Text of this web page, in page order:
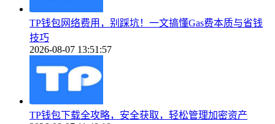
TP钱包网络费用，别踩坑！一文搞懂Gas费本质与省钱
技巧
2026-08-07 13:51:57
TP钱包下载全攻略，安全获取，轻松管理加密资产